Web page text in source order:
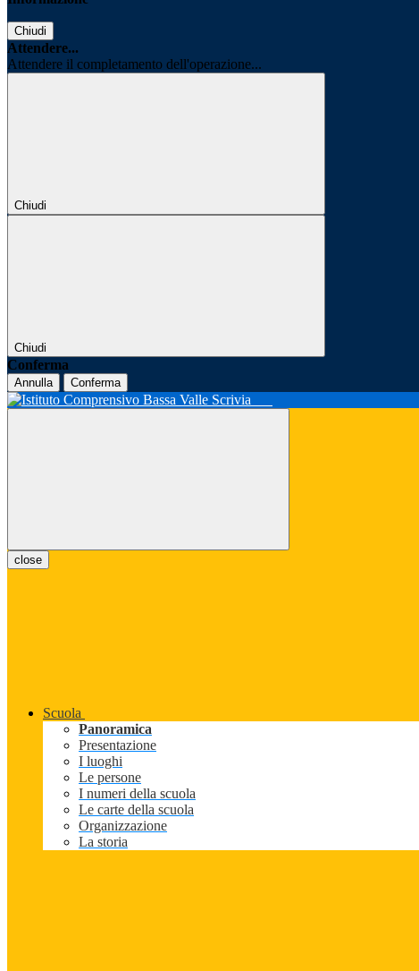
Chiudi
Attendere...
Attendere il completamento dell'operazione...
Chiudi
Chiudi
Conferma
Annulla Conferma
close
Scuola
Panoramica
Presentazione
I luoghi
Le persone
I numeri della scuola
Le carte della scuola
Organizzazione
La storia